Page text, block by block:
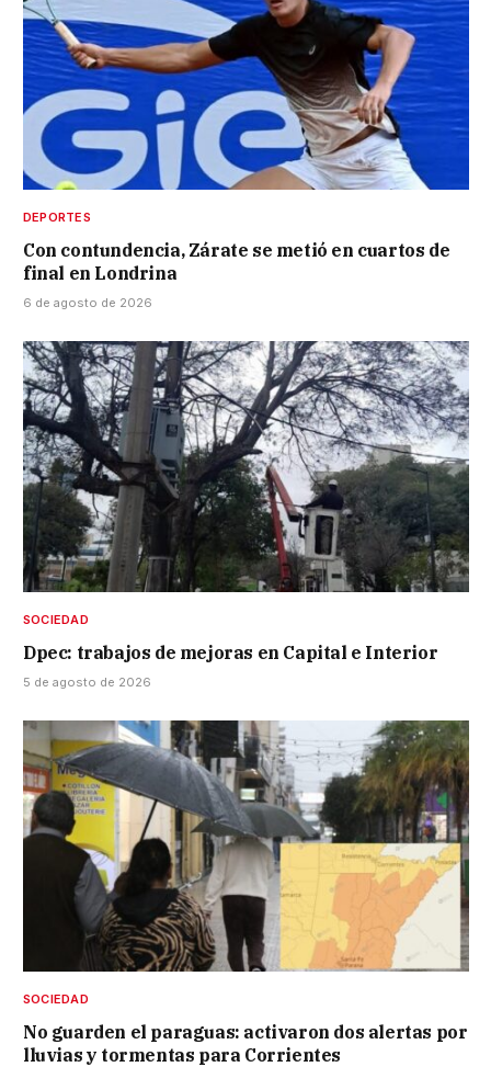
DEPORTES
Con contundencia, Zárate se metió en cuartos de
final en Londrina
6 de agosto de 2026
SOCIEDAD
Dpec: trabajos de mejoras en Capital e Interior
5 de agosto de 2026
SOCIEDAD
No guarden el paraguas: activaron dos alertas por
lluvias y tormentas para Corrientes